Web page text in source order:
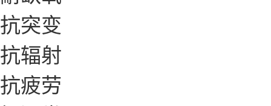
抗突变
抗辐射
抗疲劳